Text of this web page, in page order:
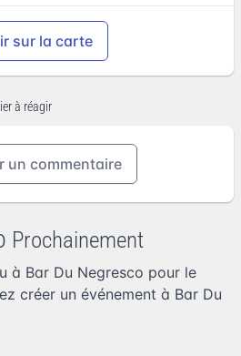
sur la carte
à réagir
un commentaire
Prochainement
à Bar Du Negresco pour le
créer un événement à Bar Du